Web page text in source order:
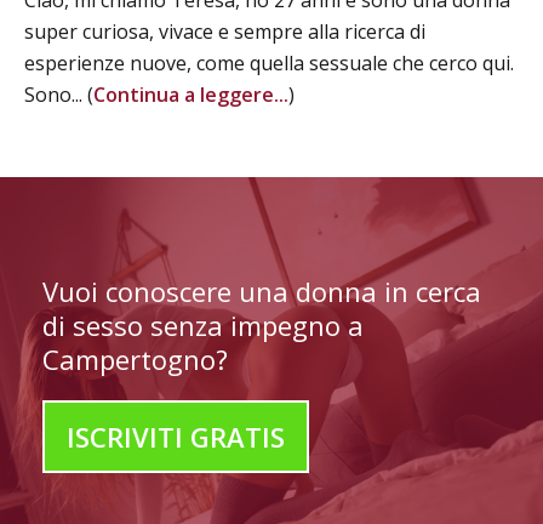
super curiosa, vivace e sempre alla ricerca di
esperienze nuove, come quella sessuale che cerco qui.
Sono... (Continua a leggere...)
Vuoi conoscere una donna in cerca
di sesso senza impegno a
Campertogno?
ISCRIVITI GRATIS